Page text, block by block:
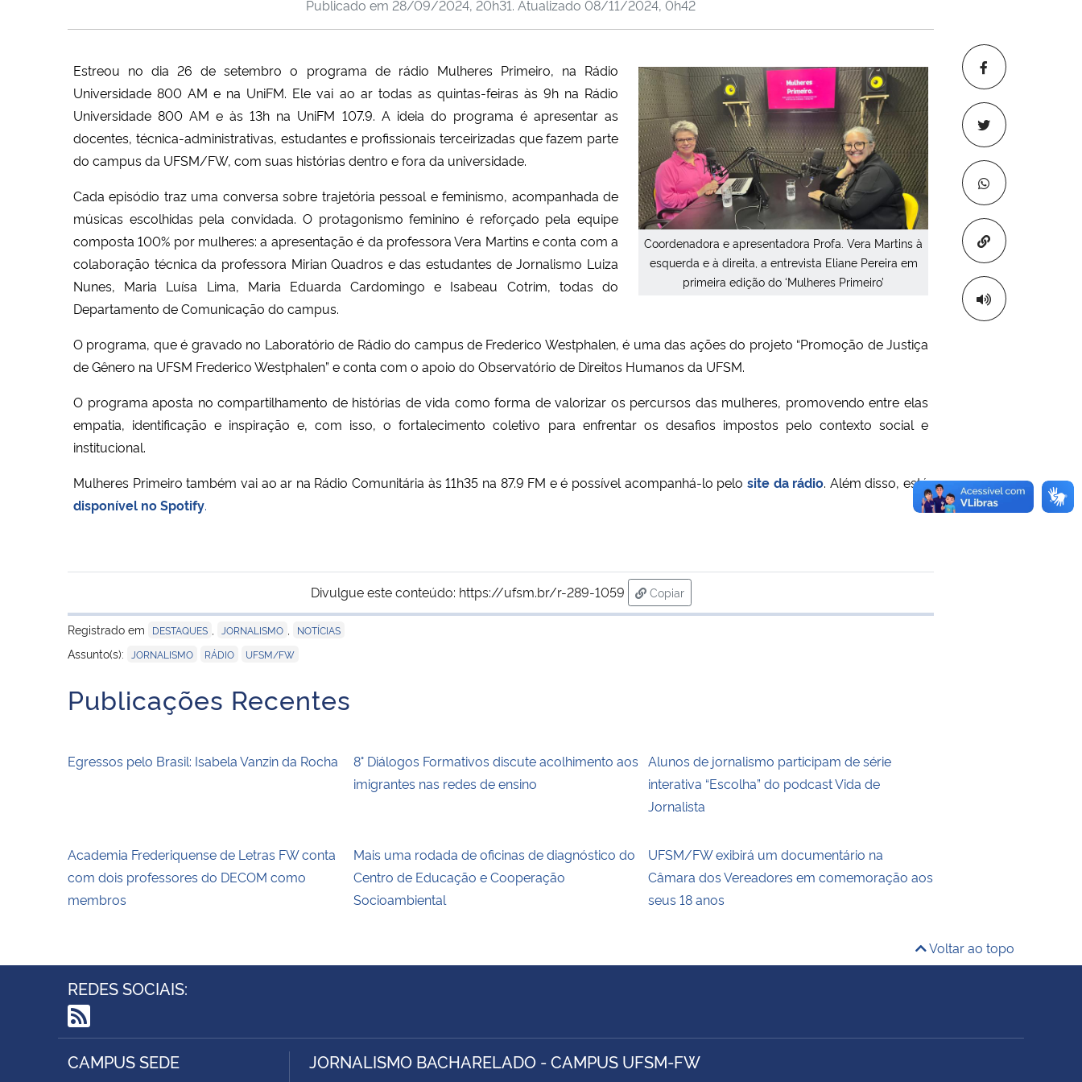
Copiar para
Publicado em 28/09/2024, 20h31. Atualizado 08/11/2024, 0h42
Coordenadora e apresentadora Profa. Vera Martins à
esquerda e à direita, a entrevista Eliane Pereira em
primeira edição do ‘Mulheres Primeiro’
Estreou no dia 26 de setembro o programa de rádio Mulheres Primeiro, na Rádio
Universidade 800 AM e na UniFM. Ele vai ao ar todas as quintas-feiras às 9h na Rádio
Universidade 800 AM e às 13h na UniFM 107.9. A ideia do programa é apresentar as
docentes, técnica-administrativas, estudantes e profissionais terceirizadas que fazem parte
do campus da UFSM/FW, com suas histórias dentro e fora da universidade.
Cada episódio traz uma conversa sobre trajetória pessoal e feminismo, acompanhada de
músicas escolhidas pela convidada. O protagonismo feminino é reforçado pela equipe
composta 100% por mulheres: a apresentação é da professora Vera Martins e conta com a
colaboração técnica da professora Mirian Quadros e das estudantes de Jornalismo Luiza
Nunes, Maria Luísa Lima, Maria Eduarda Cardomingo e Isabeau Cotrim, todas do
Departamento de Comunicação do campus.
O programa, que é gravado no Laboratório de Rádio do campus de Frederico Westphalen, é uma das ações do projeto “Promoção de Justiça
de Gênero na UFSM Frederico Westphalen” e conta com o apoio do Observatório de Direitos Humanos da UFSM.
O programa aposta no compartilhamento de histórias de vida como forma de valorizar os percursos das mulheres, promovendo entre elas
empatia, identificação e inspiração e, com isso, o fortalecimento coletivo para enfrentar os desafios impostos pelo contexto social e
institucional.
Mulheres Primeiro também vai ao ar na Rádio Comunitária às 11h35 na 87.9 FM e é possível acompanhá-lo pelo site da rádio. Além disso, está
disponível no Spotify.
Divulgue este conteúdo: https://ufsm.br/r-289-1059
Copiar
para área de transferência
Registrado em
DESTAQUES JORNALISMO NOTÍCIAS
Assunto(s): JORNALISMO RÁDIO UFSM/FW
Publicações Recentes
Egressos pelo Brasil: Isabela Vanzin da Rocha
8° Diálogos Formativos discute acolhimento aos
imigrantes nas redes de ensino
Alunos de jornalismo participam de série
interativa “Escolha” do podcast Vida de
Jornalista
Academia Frederiquense de Letras FW conta
com dois professores do DECOM como
membros
Mais uma rodada de oficinas de diagnóstico do
Centro de Educação e Cooperação
Socioambiental
UFSM/FW exibirá um documentário na
Câmara dos Vereadores em comemoração aos
seus 18 anos
Voltar ao topo
REDES SOCIAIS:
RSS
CAMPUS SEDE JORNALISMO BACHARELADO - CAMPUS UFSM-FW